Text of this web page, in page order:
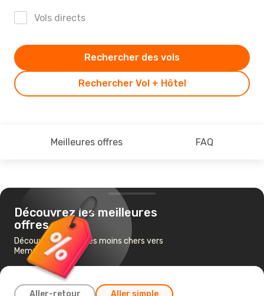
Vols directs
Rechercher Vol + Hôtel
Rechercher des vols
Meilleures offres FAQ
Découvrez les meilleures
offres
Découvrez les vols les moins chers vers
Memmingen
Aller-retour Aller simple